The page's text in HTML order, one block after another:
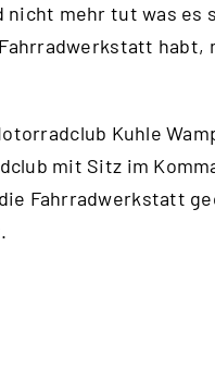
nicht mehr tut was es
habt,
Kuhle
mit Sitz im
Fahrradwerkstatt